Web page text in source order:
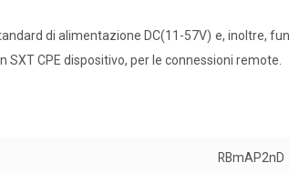
di alimentazione DC(11-57V) e, inoltre,
CPE dispositivo, per le connessioni remote.
RBmAP2nD